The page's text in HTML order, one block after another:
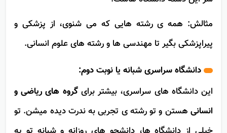
سر این دسته دانشگاه هاست.
مثالش: همه ی رشته هایی که می شنوی، از پزشکی و
پیراپزشکی بگیر تا مهندسی ها و رشته های علوم انسانی.
دانشگاه سراسری شبانه یا نوبت دوم:
این دانشگاه های سراسری، بیشتر برایگروه های ریاضی و
انسانی هستن و تو رشته ی تجربی به ندرت دیده میشن. تو